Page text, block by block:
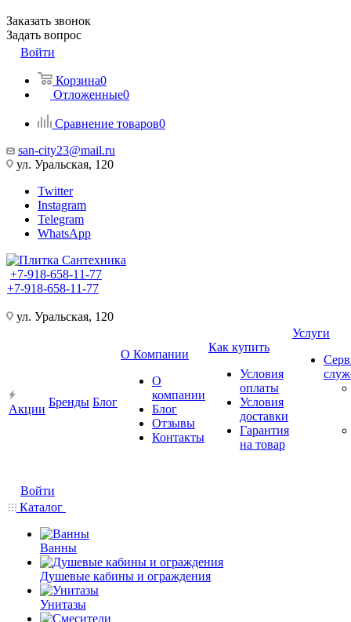
Заказать звонок
Задать вопрос
Войти
Корзина0
Отложенные0
Сравнение товаров0
san-city23@mail.ru
ул. Уральская, 120
Twitter
Instagram
Telegram
WhatsApp
+7-918-658-11-77
+7-918-658-11-77
ул. Уральская, 120
Акции
Бренды Блог
О Компании
О
компании
Блог
Отзывы
Контакты
Как купить
Условия
оплаты
Условия
доставки
Гарантия
на товар
Услуги
Войти
Каталог
Ванны
Душевые кабины и ограждения
Унитазы